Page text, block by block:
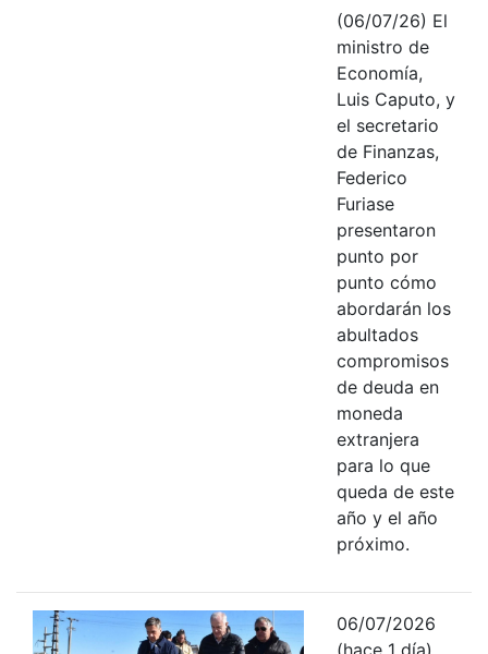
(06/07/26) El
ministro de
Economía,
Luis Caputo, y
el secretario
de Finanzas,
Federico
Furiase
presentaron
punto por
punto cómo
abordarán los
abultados
compromisos
de deuda en
moneda
extranjera
para lo que
queda de este
año y el año
próximo.
06/07/2026
(hace 1 día)